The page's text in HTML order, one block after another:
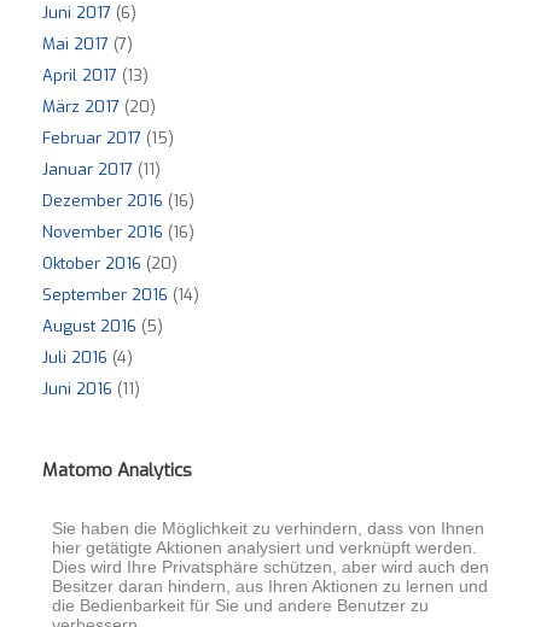
Juni 2017 (6)
Mai 2017 (7)
April 2017 (13)
März 2017 (20)
Februar 2017 (15)
Januar 2017 (11)
Dezember 2016 (16)
November 2016 (16)
Oktober 2016 (20)
September 2016 (14)
August 2016 (5)
Juli 2016 (4)
Juni 2016 (11)
Matomo Analytics